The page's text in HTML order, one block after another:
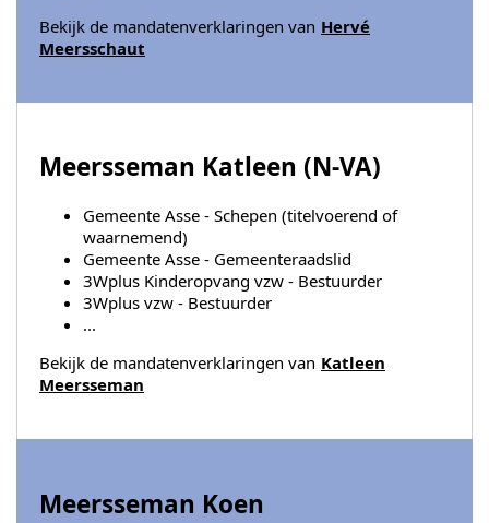
Bekijk de mandatenverklaringen van Hervé
Meersschaut
Meersseman Katleen (N-VA)
Gemeente Asse - Schepen (titelvoerend of
waarnemend)
Gemeente Asse - Gemeenteraadslid
3Wplus Kinderopvang vzw - Bestuurder
3Wplus vzw - Bestuurder
...
Bekijk de mandatenverklaringen van Katleen
Meersseman
Meersseman Koen